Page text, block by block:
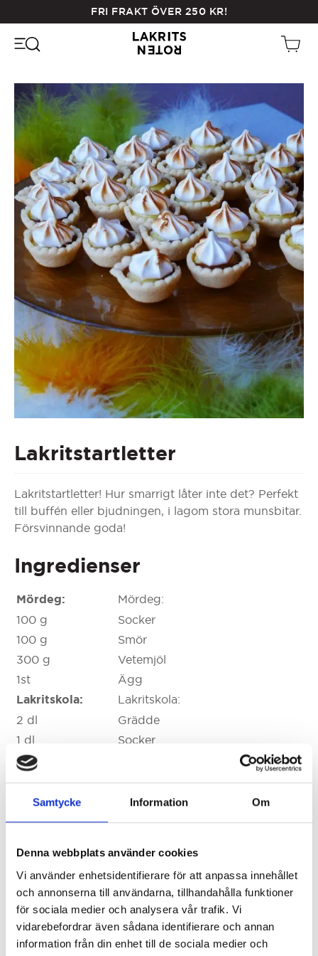
Samtycke Information Om
Denna webbplats använder cookies
Vi använder enhetsidentifierare för att anpassa innehållet
och annonserna till användarna, tillhandahålla funktioner
för sociala medier och analysera vår trafik. Vi
vidarebefordrar även sådana identifierare och annan
information från din enhet till de sociala medier och
main
FRI FRAKT ÖVER 250 KR!
Lakritstartletter
Lakritstartletter! Hur smarrigt låter inte det? Perfekt
till buffén eller bjudningen, i lagom stora munsbitar.
Försvinnande goda!
Ingredienser
Mördeg:
Mördeg:
100 g
Socker
100 g
Smör
300 g
Vetemjöl
1st
Ägg
Lakritskola:
Lakritskola:
2 dl
Grädde
1 dl
Socker
1 dl
1 msk
Lakritspulver
Lemoncurd:
Lemoncurd:
2st
Citroner
2 dl
Socker
2 st
Ägg
1st
Äggula
1 msk
Maizena
Italiensk maräng: Italiensk maräng: